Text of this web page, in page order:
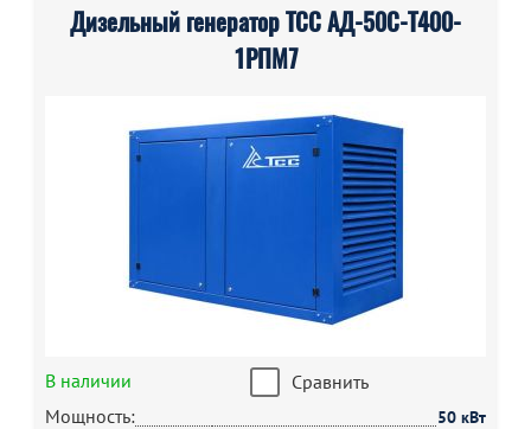
Дизельный генератор ТСС АД-50С-Т400-
1РПМ7
В наличии
Сравнить
Мощность:
50 кВт